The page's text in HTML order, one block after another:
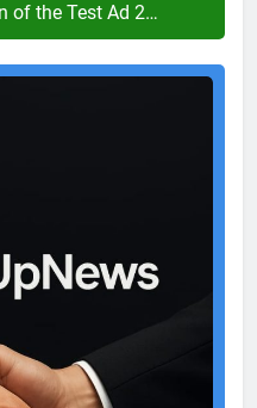
of the Test Ad 2…